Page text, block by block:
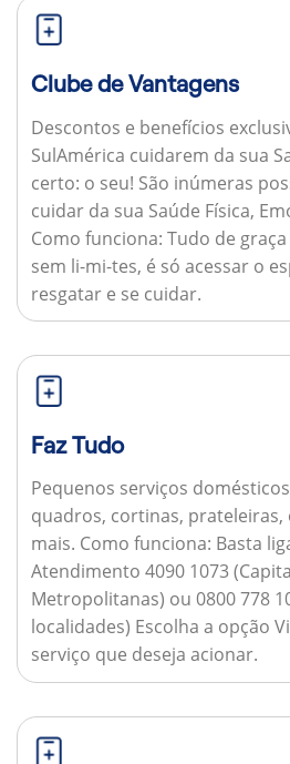
Clube de Vantagens
Descontos e benefícios
SulAmérica cuidarem da sua
certo: o seu! São inúmeras
cuidar da sua Saúde Física,
Como funciona: Tudo de
sem li-mi-tes, é só acessar o
resgatar e se cuidar.
Faz Tudo
Pequenos serviços
quadros, cortinas,
mais. Como funciona: Basta
Atendimento 4090 1073
Metropolitanas) ou 0800 778
localidades) Escolha a opção
serviço que deseja acionar.